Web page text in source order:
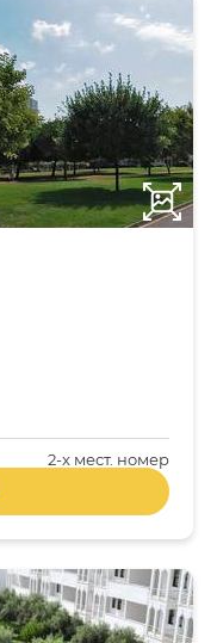
2-x мест. номер